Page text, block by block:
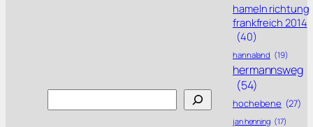
hameln richtung
frankfreich 2014
(40)
hannaland (19)
hermannsweg
(54)
hochebene (27)
jan henning (17)